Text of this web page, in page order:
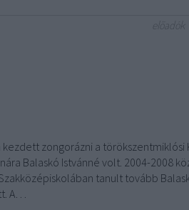
előadók
kezdett zongorázni a
Balaskó Istvánné volt. 2004-2008
tanult tovább
A…